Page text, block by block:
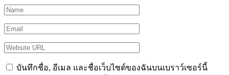
บันทึกชื่อ, อีเมล และชื่อเว็บไซต์ของฉันบนเบราว์เซอร์นี้